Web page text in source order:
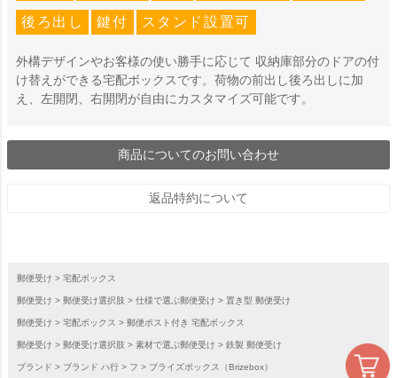
後ろ出し 鍵付 スタンド設置可
外構デザインやお客様の使い勝手に応じて 収納庫部分のドアの付
け替えができる宅配ボックスです。荷物の前出し後ろ出しに加
え、左開閉、右開閉が自由にカスタマイズ可能です。
商品についてのお問い合わせ
返品特約について
郵便受け 宅配ボックス
郵便受け 郵便受け選択肢 仕様で選ぶ郵便受け 置き型 郵便受け
郵便受け 宅配ボックス 郵便ポスト付き 宅配ボックス
郵便受け 郵便受け選択肢 素材で選ぶ郵便受け 鉄製 郵便受け
ブランド ブランド ハ行 フ ブライズボックス（Brizebox）